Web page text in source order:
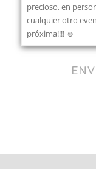
precioso, en
cualquier otro
próxima!!!! ☺️